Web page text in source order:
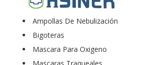
Ampollas De Nebulización
Bigoteras
Mascara Para Oxigeno
Mascaras Traqueales